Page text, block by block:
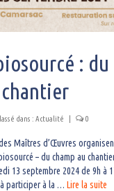
: du
dans : Actualité 0
Maîtres d’Œuvres
– du champ au
13 septembre 2024 de 9h à
participer à la … Lire la suite­­